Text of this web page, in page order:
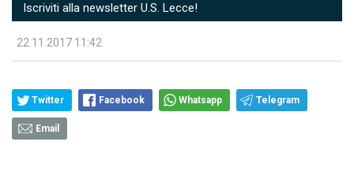
Iscriviti alla newsletter U.S. Lecce!
22.11.2017 11:42
Twitter Facebook Whatsapp Telegram
Email